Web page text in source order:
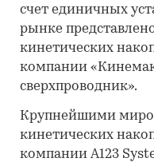
счет единичных
рынке
кинетических
компании
сверхпроводник».
Крупнейшими
кинетических
компании A123